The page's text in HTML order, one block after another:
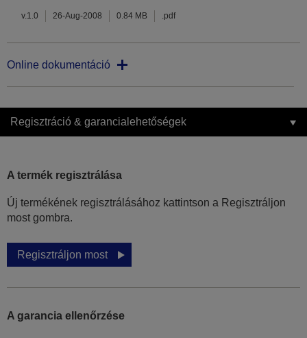
v.1.0 26-Aug-2008 0.84 MB .pdf
Online dokumentáció
Regisztráció & garancialehetőségek
A termék regisztrálása
Új termékének regisztrálásához kattintson a Regisztráljon
most gombra.
Regisztráljon most
A garancia ellenőrzése